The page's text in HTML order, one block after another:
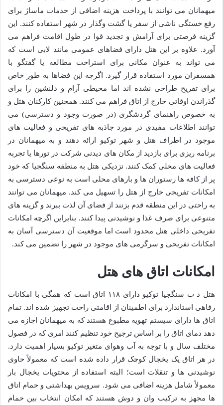
میهمانان می توانند با پرداخت هزینه اضافی از خدمات ماساژ برای
رفع خستگی ناشی از سفر یا گشت وگذار در شهر استفاده کنند. این
گزینه فرصتی برای آرامش و تجدید قوا در طول اقامت فراهم می
آورد. علاوه بر این هتل دارای فضاهای عمومی مانند لابی است که
می تواند به عنوان مکانی برای استراحت مطالعه یا گفتگو با
همسفران مورد استفاده قرار گیرد. اگرچه این فضاها به طور خاص
برای تفریح طراحی نشده اند اما محیطی آرام و دلنشین را برای
گذراندن اوقاتی خارج از اتاق فراهم می کنند. همچنین کارکنان هتل و
به خصوص راهنمای گردشگری (در صورت وجود و دسترسی) می
توانند اطلاعات مفیدی در مورد جاذبه های تفریحی و فعالیت های
موجود در اطراف هتل و شهر توکیو ارائه دهند و به میهمانان در
برنامه ریزی برای بازدید از مکان های دیدنی شرکت در تورها یا تجربه
فعالیت های محلی کمک کنند. نزدیکی هتل به منطقه سنگجیا که خود
پر از کافه ها رستوران ها و بارهای محلی است به نوعی دسترسی به
امکانات تفریحی خارج از هتل را تسهیل می کند. میهمانان می توانند
به راحتی در این منطقه قدم بزنند از فضای آن لذت ببرند و گزینه های
متنوعی برای صرف غذا و نوشیدنی پیدا کنند. بنابراین اگرچه امکانات
تفریحی داخلی هتل محدود است اما موقعیت آن دسترسی آسان به
امکانات تفریحی و سرگرمی های موجود در شهر را تضمین می کند.
امکانات اتاق های هتل
هتل د ب سنگجیا توکیو دارای ۱۱۸ اتاق است که همگی با امکانات
رفاهی استاندارد برای اطمینان از اقامتی راحت تجهیز شده اند. تمام
اتاق ها دارای سیستم تهویه مطبوع هستند که به میهمانان اجازه می
دهد دمای اتاق را بر اساس ترجیح خود تنظیم کنند امری که در فصول
مختلف سال و با توجه به آب وهوای متغیر توکیو بسیار اهمیت دارد.
در هر اتاق یک یخچال کوچک قرار داده شده است که معمولاً حاوی
نوشیدنی ها و تنقلات است؛ البته استفاده از محتویات یخچال بار
معمولاً شامل هزینه اضافی می شود. سرویس بهداشتی و حمام اتاق
ها مجهز به ترکیب وان و دوش هستند که امکان انتخاب بین حمام